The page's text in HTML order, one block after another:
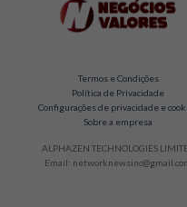
Termos e Condições
Política de Privacidade
Configurações de privacidade e
Sobre a empresa
ALPHAZEN TECHNOLOGIES
Email: